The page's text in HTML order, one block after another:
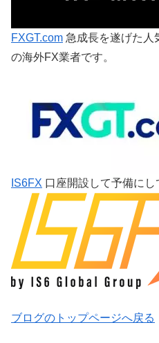
FXGT.com 急成長を遂げた人
の海外FX業者です。
IS6FX 口座開設して予備にし
ブログのトップページへ戻る